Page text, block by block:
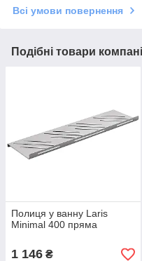
Всі умови повернення
Подібні товари
Полиця у ванну Laris
Minimal 400 пряма
1 146 ₴